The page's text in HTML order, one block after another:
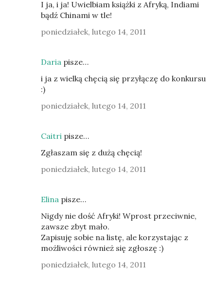
I ja, i ja! Uwielbiam książki z Afryką, Indiami
bądź Chinami w tle!
poniedziałek, lutego 14, 2011
Daria pisze…
i ja z wielką chęcią się przyłączę do konkursu
:)
poniedziałek, lutego 14, 2011
Caitri pisze…
Zgłaszam się z dużą chęcią!
poniedziałek, lutego 14, 2011
Elina pisze…
Nigdy nie dość Afryki! Wprost przeciwnie,
zawsze zbyt mało.
Zapisuję sobie na listę, ale korzystając z
możliwości również się zgłoszę :)
poniedziałek, lutego 14, 2011